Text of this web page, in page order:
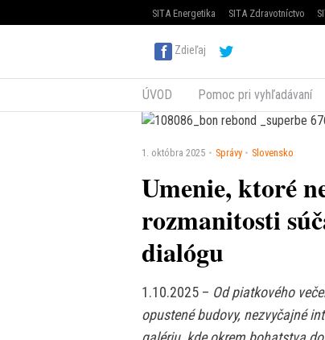
SITA Energetika SITA Zdravotníctvo
Zdieľaj
ÚVOD Pomoc pri vyhľadávaní
1. októbra 2025 Správy Slovensko
Umenie, ktoré
rozmanitosti
dialógu
1.10.2025 – Od piatkového
opustené budovy, nezvyčajné